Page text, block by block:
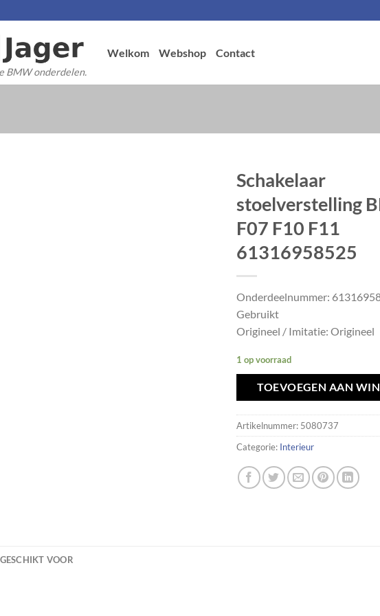
BMW onderdelen.
Welkom Webshop Contact
Schakelaar
stoelverstelling
F07 F10 F11
61316958525
Onderdeelnummer:
Gebruikt
Origineel / Imitatie: Origineel
1 op voorraad
TOEVOEGEN AAN
Artikelnummer: 5080737
Categorie: Interieur
GESCHIKT VOOR